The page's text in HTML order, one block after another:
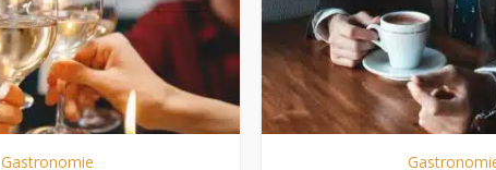
Gastronomie